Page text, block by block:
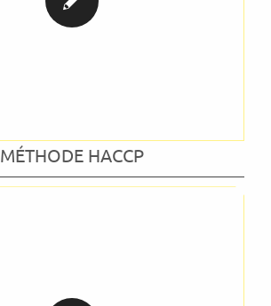
MÉTHODE HACCP